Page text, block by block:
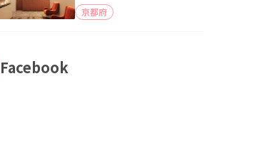
京都府
Facebook